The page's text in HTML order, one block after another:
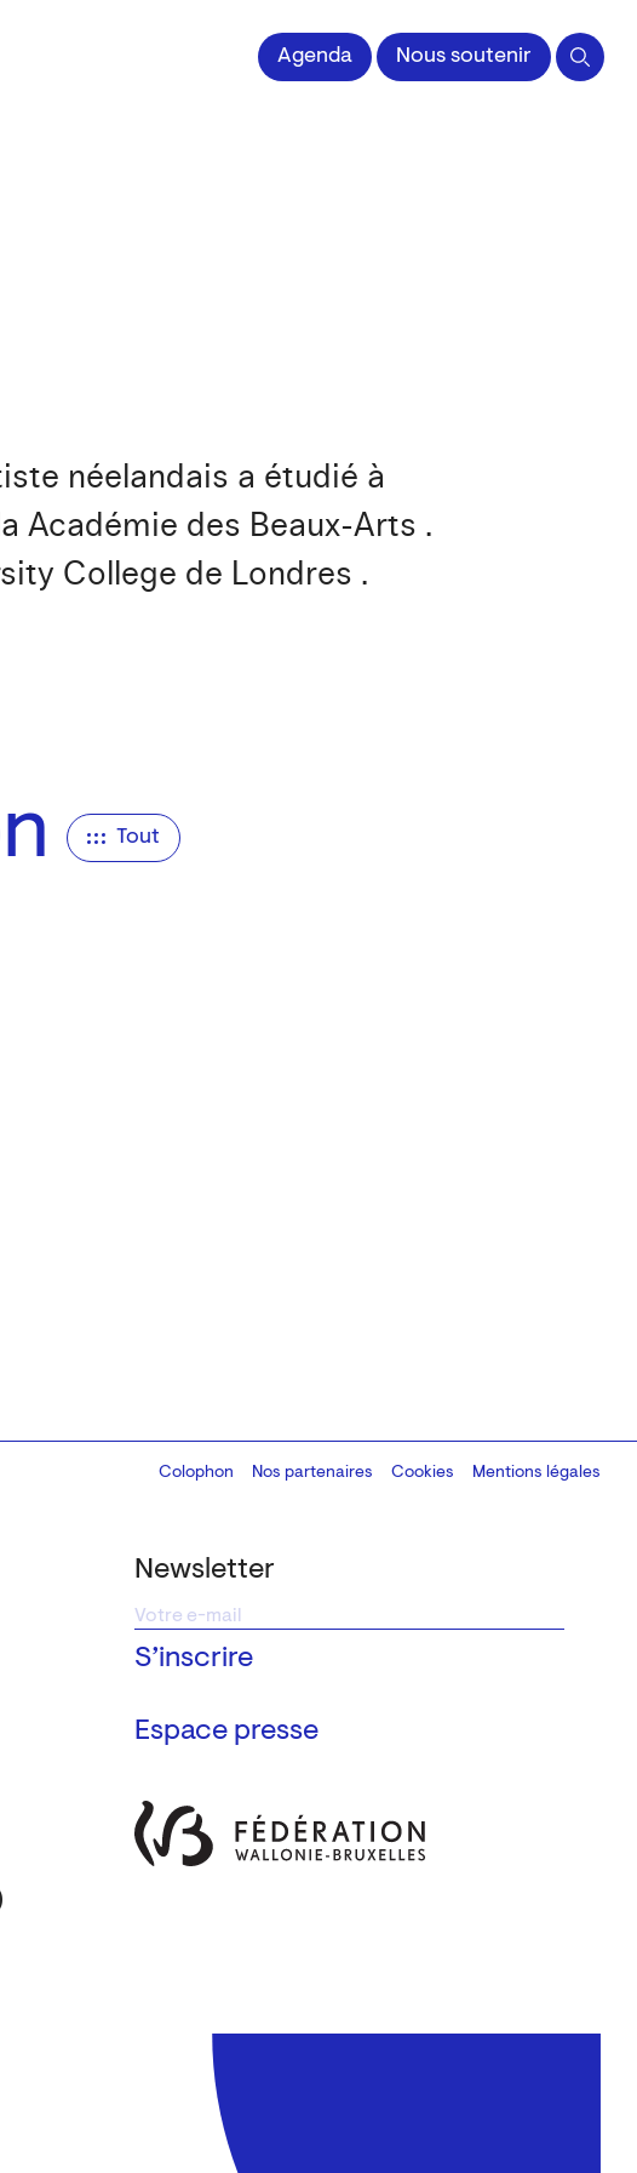
et de l'Image impriméeAgenda Nous soutenir
néelandais a étudié à
Académie des Beaux-Arts .
College de Londres .
Tout
Newsletter
Espace presse
Colophon
Design:Marcel Kaczmarek, code:8080.studio
Nos partenaires Cookies Mentions légales